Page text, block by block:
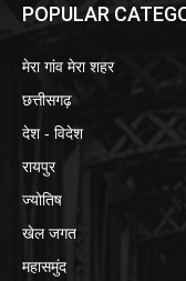
POPULAR
मेरा गांव मेरा शहर
छत्तीसगढ़
देश - विदेश
रायपुर
ज्योतिष
खेल जगत
महासमुंद